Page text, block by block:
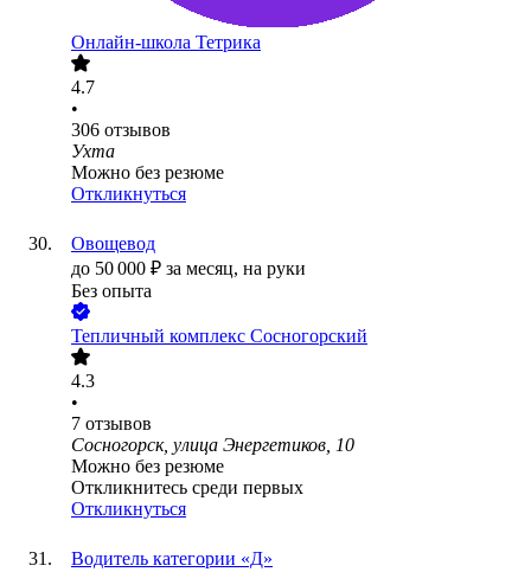
Онлайн-школа Тетрика
4.7
•
306 отзывов
Ухта
Можно без резюме
Откликнуться
Овощевод
до 50 000 ₽ за месяц, на руки
Без опыта
Тепличный комплекс Сосногорский
4.3
•
7 отзывов
Сосногорск, улица Энергетиков, 10
Можно без резюме
Откликнитесь среди первых
Откликнуться
Водитель категории «Д»